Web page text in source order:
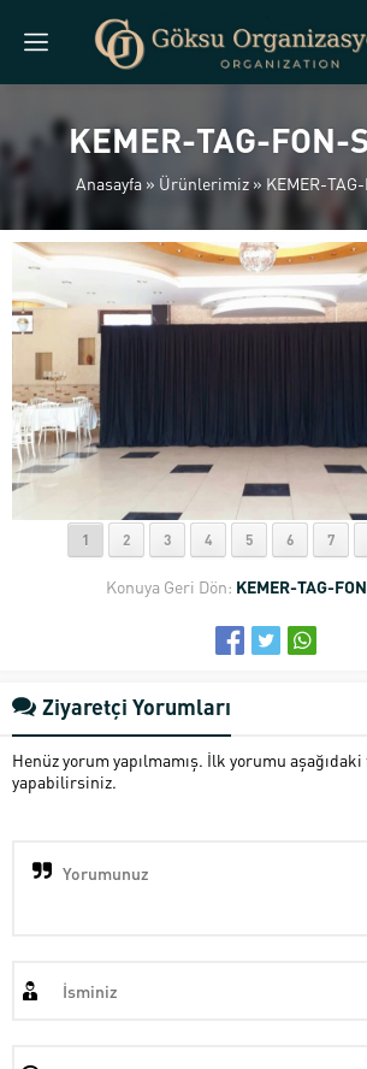
KEMER-TAG-FON-
Anasayfa » Ürünlerimiz» KEMER-
1 2 3 4 5 6 7
Konuya Geri Dön: KEMER-TAG-
Ziyaretçi Yorumları
Henüz yorum yapılmamış. İlk yorumu aşağıdaki
yapabilirsiniz.